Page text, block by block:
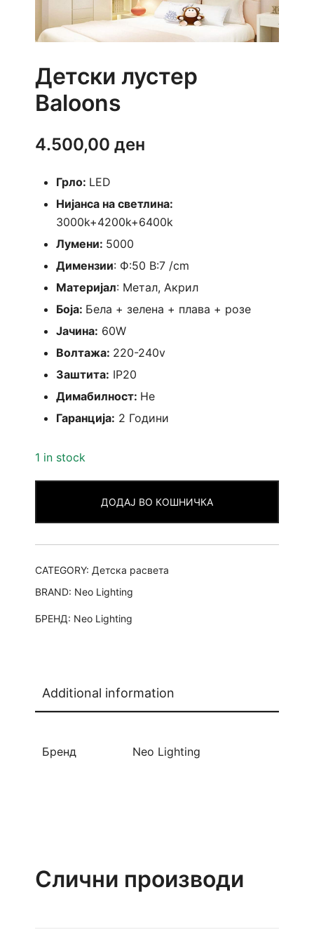
Детски лустер
Baloons
4.500,00 ден
Грло: LED
Нијанса на светлина:
3000k+4200k+6400k
Лумени: 5000
Димензии: Ф:50 В:7 /cm
Материјал: Метал, Акрил
Боја: Бела + зелена + плава + розе
Јачина: 60W
Волтажа: 220-240v
Заштита: IP20
Димабилност: Не
Гаранција: 2 Години
1 in stock
ДОДАЈ ВО КОШНИЧКА
CATEGORY: Детска расвета
BRAND: Neo Lighting
БРЕНД: Neo Lighting
Additional information
Бренд Neo Lighting
Слични производи